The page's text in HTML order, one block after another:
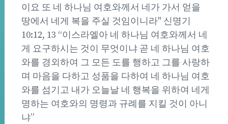
이요 또 네 하나님 여호와께서 네가 가서 얻을
땅에서 네게 복을 주실 것임이니라" 신명기
10:12, 13 “이스라엘아 네 하나님 여호와께서 네
게 요구하시는 것이 무엇이냐 곧 네 하나님 여호
와를 경외하여 그 모든 도를 행하고 그를 사랑하
며 마음을 다하고 성품을 다하여 네 하나님 여호
와를 섬기고 내가 오늘날 네 행복을 위하여 네게
명하는 여호와의 명령과 규례를 지킬 것이 아니
냐”